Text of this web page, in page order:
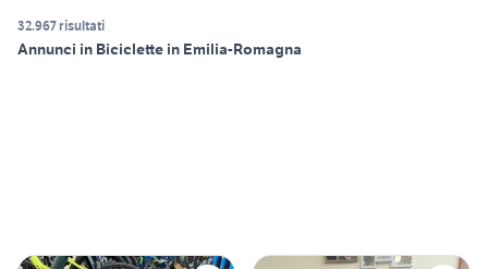
32.967 risultati
Annunci in Biciclette in Emilia-Romagna